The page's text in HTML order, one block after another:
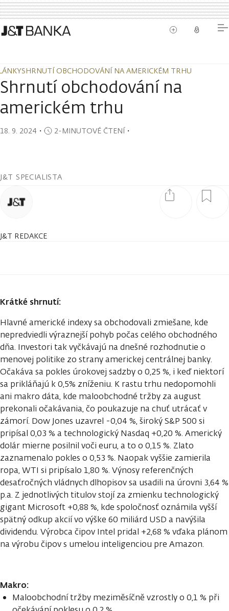
SHRNUTÍ OBCHODOVÁNÍ NA AMERICKÉM TRHU
SHRNUTÍ OBCHODOVÁNÍ NA AMERICKÉM TRHU
Shrnutí obchodování na
americkém trhu
18. 9. 2024 ・ 2-MINUTOVÉ ČTENÍ・
J&T SPECIALISTA
J&T REDAKCE
Krátké shrnutí:
Hlavné americké indexy sa obchodovali zmiešane, kde
nepredviedli výraznejší pohyb počas celého obchodného
dňa. Investori tak vyčkávajú na dnešné rozhodnutie o
menovej politike zo strany americkej centrálnej banky.
Očakáva sa pokles úrokovej sadzby o 0,25 %, i keď niektorí
sa prikláňajú k 0,5% zníženiu. K rastu trhu nedopomohli
ani makro dáta, kde maloobchodné tržby za august
prekonali očakávania, čo poukazuje na chuť utrácať v
zámorí. Dow Jones uzavrel -0,04 %, široký S&P 500 si
pripísal 0,03 % a technologický Nasdaq +0,20 %. Americký
dolár mierne posilnil voči euru, a to o 0,15 %. Zlato
zaznamenalo pokles o 0,53 %. Naopak vyššie zamierila
ropa, WTI si pripísalo 1,80 %. Výnosy referenčných
desaťročných vládnych dlhopisov sa usadili na úrovni 3,64 %
p.a. Z jednotlivých titulov stojí za zmienku technologický
gigant Microsoft +0,88 %, kde spoločnosť oznámila vyšší
spätný odkup akcií vo výške 60 miliárd USD a navýšila
dividendu. Výrobca čipov Intel pridal +2,68 % vďaka plánom
na výrobu čipov s umelou inteligenciou pre Amazon.
Makro:
Maloobchodní tržby meziměsíčně vzrostly o 0,1 % při